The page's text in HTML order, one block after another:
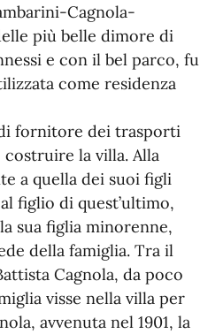
Cagnola-
più belle dimore di
e con il bel parco, fu
come residenza
di fornitore dei trasporti
la villa. Alla
a quella dei suoi figli
figlio di quest’ultimo,
sua figlia minorenne,
della famiglia. Tra il
Cagnola, da poco
visse nella villa per
avvenuta nel 1901, la